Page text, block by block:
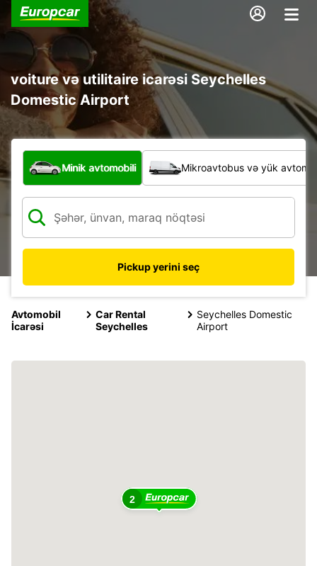
voiture və utilitaire icarəsi Seychelles
Domestic Airport
Hansı növ nəqliyyat vasitəsi?
Minik avtomobili Mikroavtobus və yük
Pickup yerini seç
Avtomobil
İcarəsi
Car Rental
Seychelles
Seychelles Domestic
Airport
2